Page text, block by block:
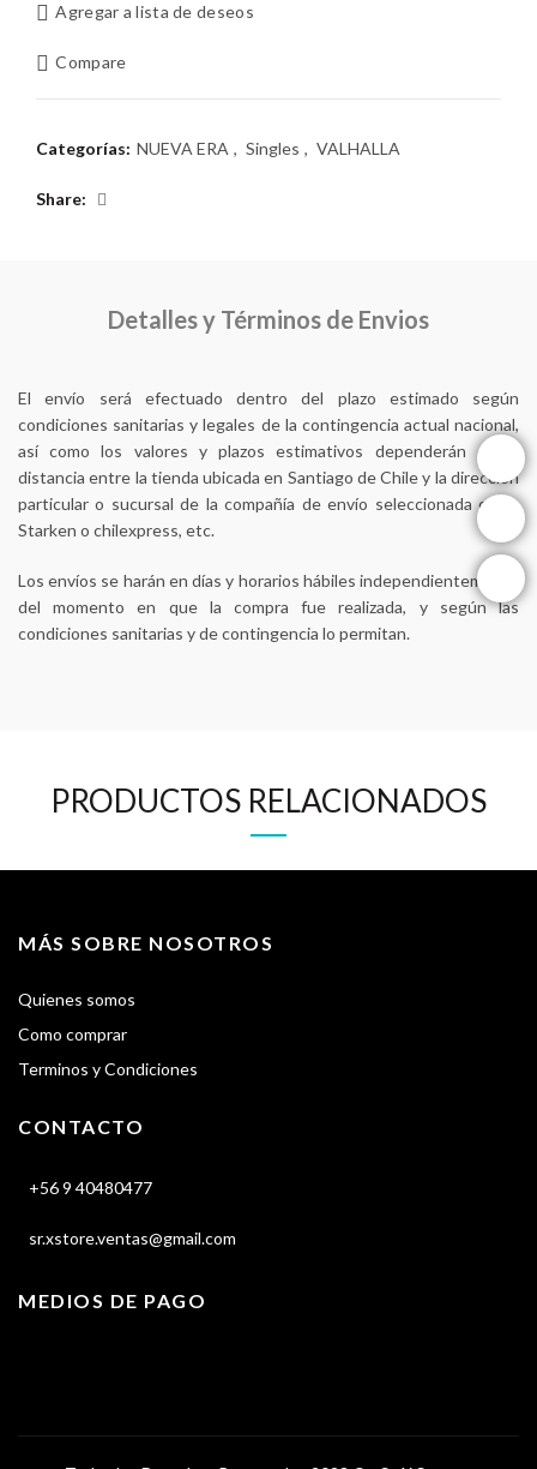
$2.000.$1.000.
Agregar a lista de deseos
Compare
Categorías: NUEVA ERA , Singles , VALHALLA
Share
Detalles y Términos de Envios
El envío será efectuado dentro del plazo estimado según
condiciones sanitarias y legales de la contingencia actual nacional,
así como los valores y plazos estimativos dependerán de la
distancia entre la tienda ubicada en Santiago de Chile y la dirección
particular o sucursal de la compañía de envío seleccionada como
Starken o chilexpress, etc.
Los envíos se harán en días y horarios hábiles independientemente
del momento en que la compra fue realizada, y según las
condiciones sanitarias y de contingencia lo permitan.
PRODUCTOS RELACIONADOS
MÁS SOBRE NOSOTROS
Quienes somos
Como comprar
Terminos y Condiciones
CONTACTO
+56 9 40480477
sr.xstore.ventas@gmail.com
instagram
facebook
MEDIOS DE PAGO